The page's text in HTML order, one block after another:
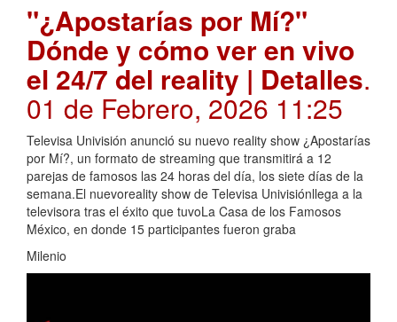
"¿Apostarías por Mí?"
Dónde y cómo ver en vivo
el 24/7 del reality | Detalles.
01 de Febrero, 2026 11:25
Televisa Univisión anunció su nuevo reality show ¿Apostarías
por Mí?, un formato de streaming que transmitirá a 12
parejas de famosos las 24 horas del día, los siete días de la
semana.El nuevoreality show de Televisa Univisiónllega a la
televisora tras el éxito que tuvoLa Casa de los Famosos
México, en donde 15 participantes fueron graba
Milenio